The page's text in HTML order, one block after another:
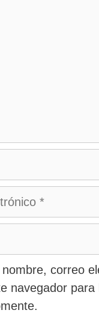
correo
navegador para